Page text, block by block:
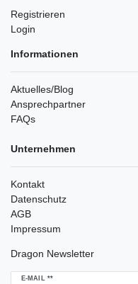
Registrieren
Login
Informationen
Aktuelles/Blog
Ansprechpartner
FAQs
Unternehmen
Kontakt
Datenschutz
AGB
Impressum
Dragon Newsletter
E-MAIL **
Newsletter